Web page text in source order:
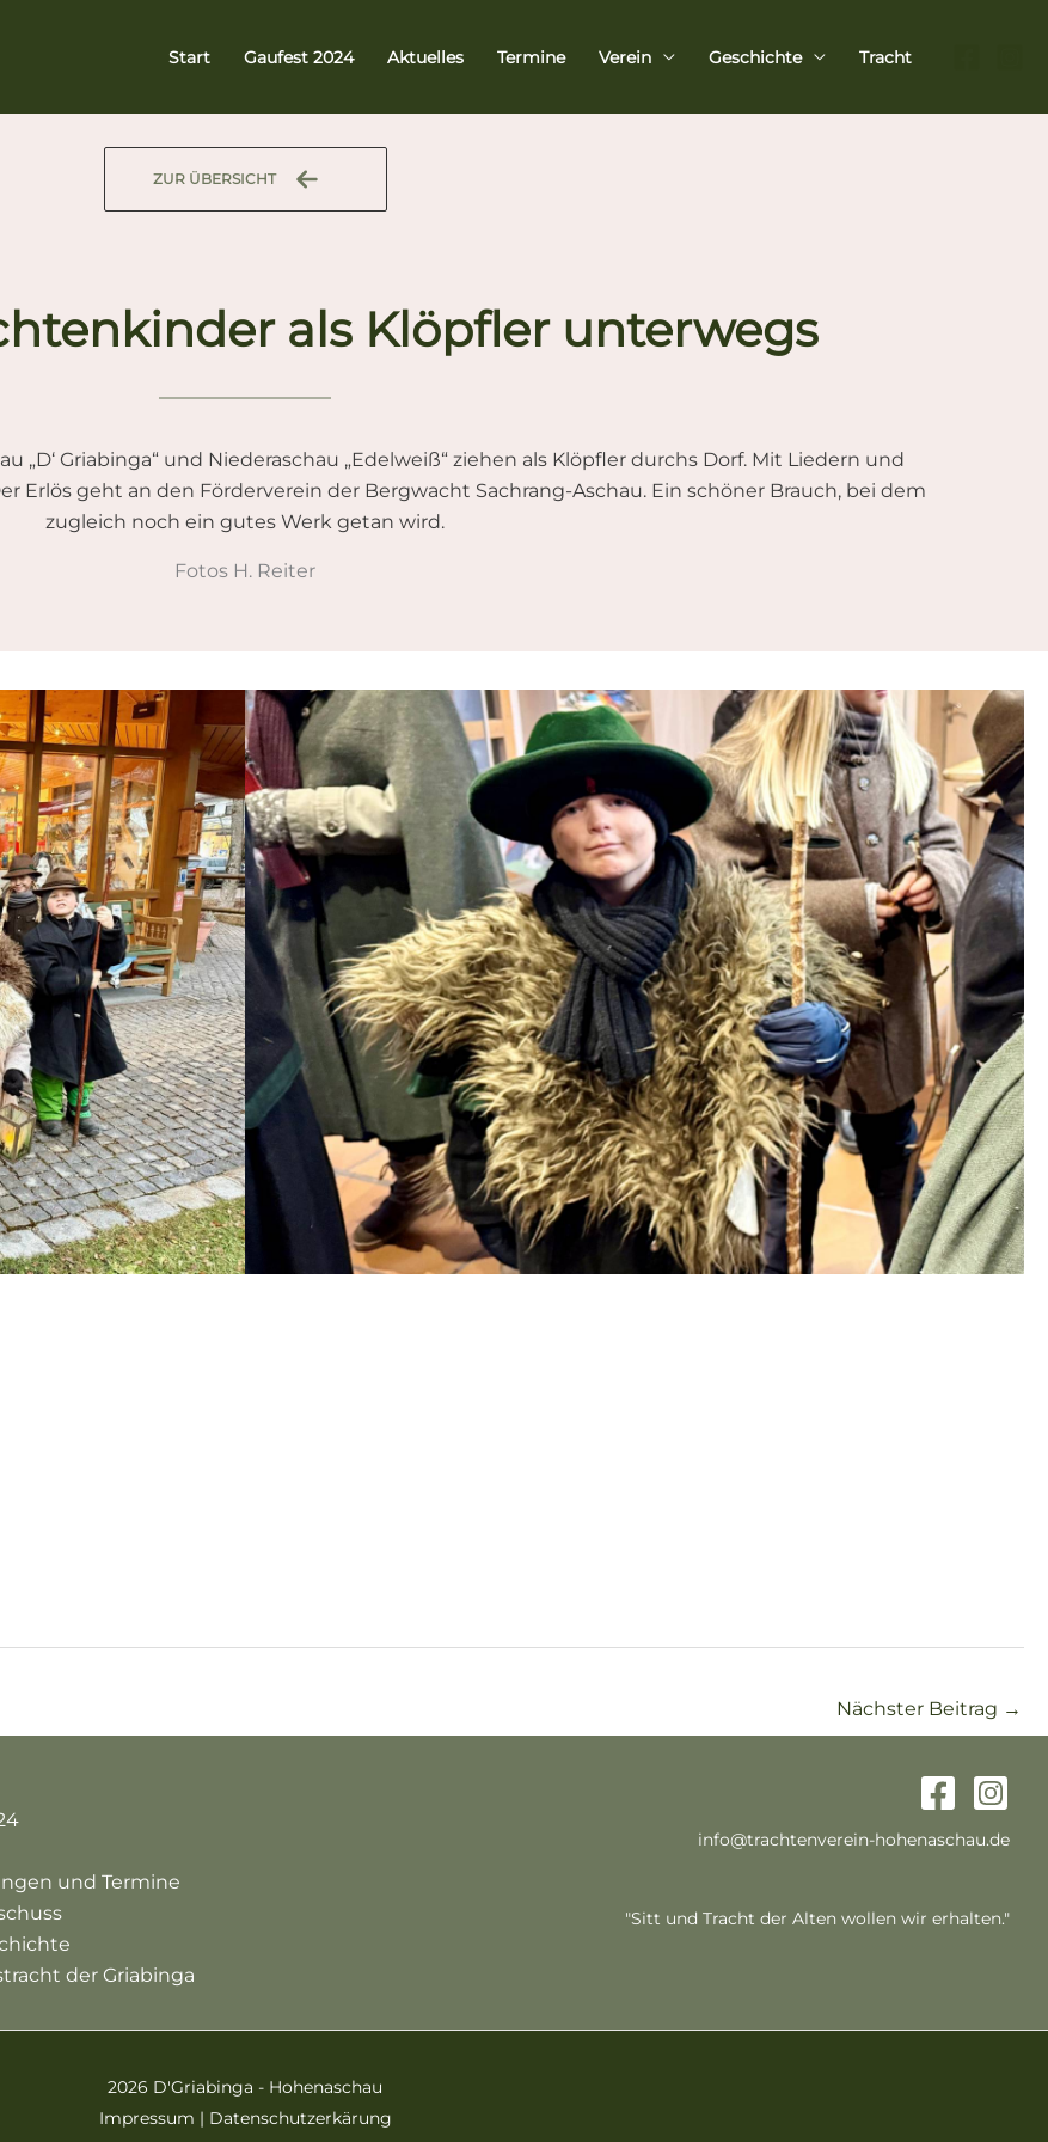
Start Gaufest 2024 Aktuelles Termine Verein Geschichte Tracht
ZUR ÜBERSICHT
als Klöpfler unterwegs
„D‘ Griabinga“ und Niederaschau „Edelweiß“ ziehen als Klöpfler durchs Dorf. Mit Liedern und
Erlös geht an den Förderverein der Bergwacht Sachrang-Aschau. Ein schöner Brauch, bei dem
zugleich noch ein gutes Werk getan wird.
Fotos H. Reiter
Nächster Beitrag →
und Termine
der Griabinga
info@trachtenverein-hohenaschau.de
"Sitt und Tracht der Alten wollen wir erhalten."
2026 D'Griabinga - Hohenaschau
Impressum | Datenschutzerkärung